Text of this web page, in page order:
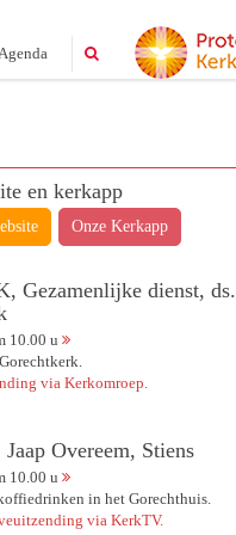
en kerkapp
Onze Kerkapp
Gezamenlijke dienst, ds.
10.00 u
via Kerkomroep.
Overeem, Stiens
10.00 u
in het Gorechthuis.
via KerkTV.